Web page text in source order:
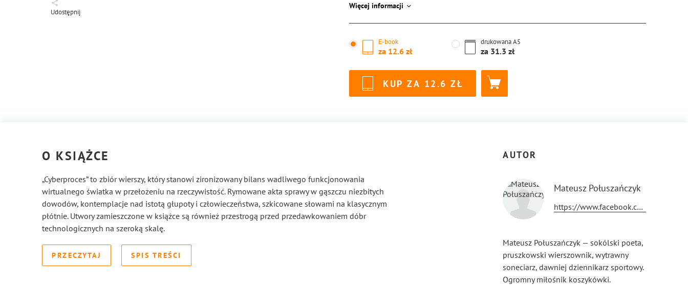
Udostępnij
Więcej informacji
E-book
za 12.6
drukowanaA5
za 31.3
KUP ZA 12.6
O KSIĄŻCE
„Cyberproces” to zbiór wierszy, który stanowi zironizowany bilans wadliwego funkcjonowania
wirtualnego światka w przełożeniu na rzeczywistość. Rymowane akta sprawy w gąszczu niezbitych
dowodów, kontemplacje nad istotą głupoty i człowieczeństwa, szkicowane słowami na klasycznym
płótnie. Utwory zamieszczone w książce są również przestrogą przed przedawkowaniem dóbr
technologicznych na szeroką skalę.
PRZECZYTAJ SPIS TREŚCI
AUTOR
Mateusz Połuszańczyk
https://www.facebook.com/profile.php?id=100009724776457
Mateusz Połuszańczyk — sokólski poeta,
pruszkowski wierszownik, wytrawny
soneciarz, dawniej dziennikarz sportowy.
Ogromny miłośnik koszykówki.